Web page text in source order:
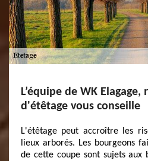
L’équipe de WK
d'étêtage vous conseille
L'étêtage peut accroître les
lieux arborés. Les bourgeons
de cette coupe sont sujets aux